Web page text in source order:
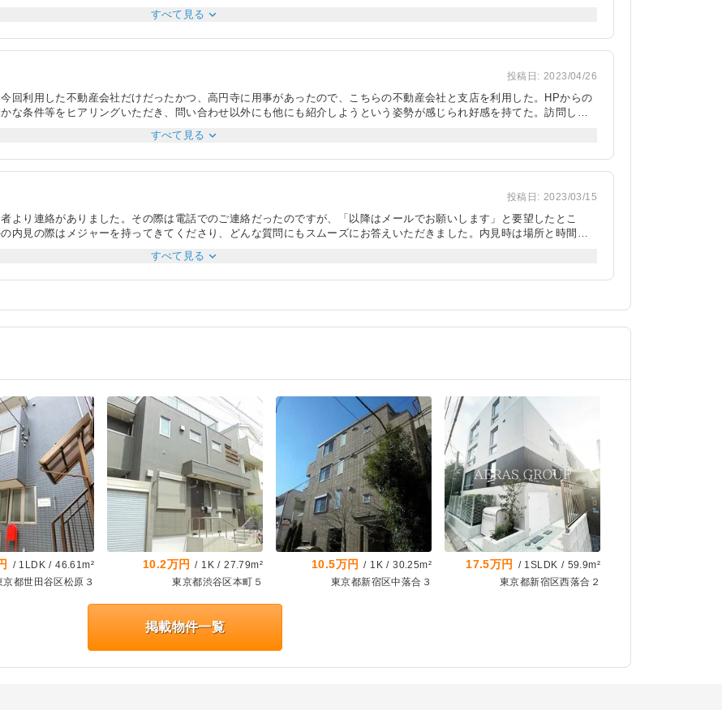
また、内見の際にも２人で話す時間を頂けたため、ゆっくり検討することができ、実際の家具のイメージ等をつけなが
も変更出来るプランやオプションの内容の詳細をご説明いただけたことで、取捨選択を自分で行うことができました。
合いからも翌月からとしたかったので、できる範囲で調整をしていただき助かりました。 その場で質問した中で、分か
の点も良かったです。
すべて見る expand_more
投稿日: 2023/04/26
回利用した不動産会社だけだったかつ、高円寺に用事があったので、こちらの不動産会社と支店を利用した。HPからの
な条件等をヒアリングいただき、問い合わせ以外にも他にも紹介しようという姿勢が感じられ好感を持てた。訪問した
。また、商談中にお手洗いも利用したが、そちらについても清掃が行き届いており、綺麗な状態だったので、普段から
の移動車両の手配や、物件迄の移動についても運転も丁寧であり、物件近くの細かな道なども迷うことなくスムーズに
た。また、当日、転居を検討している同伴者がいたのだが、同伴者の物件に情報についても、その場で条件をヒアリン
いただけた。ただ、後述するが同系列の管理会社の品質が著しく低いので、二度とこの不動産会社が運用している物件
すべて見る expand_more
投稿日: 2023/03/15
より連絡がありました。その際は電話でのご連絡だったのですが、「以降はメールでお願いします」と要望したとこ
内見の際はメジャーを持ってきてくださり、どんな質問にもスムーズにお答えいただきました。内見時は場所と時間の
が、こちらにも快く承諾いただけました。このことより、担当者に対して安心と信頼の関係を築くことができました。
ただき、希望通りにしていただけました。内見時は猛暑日でしたが、クーラーを直ぐにつけていただき、物件内を隅々
ができました。契約の際もスムーズに進み、不明点についても的確にご回答いただきました。当初提示された書類に一
すべて見る expand_more
/ 1LDK /46.61m²
京都世田谷区松原３
10.2万円 / 1K /27.79m²
東京都渋谷区本町５
10.5万円 / 1K /30.25m²
東京都新宿区中落合３
17.5万円 / 1SLDK / 59.9m²
東京都新宿区西落合２
掲載物件一覧